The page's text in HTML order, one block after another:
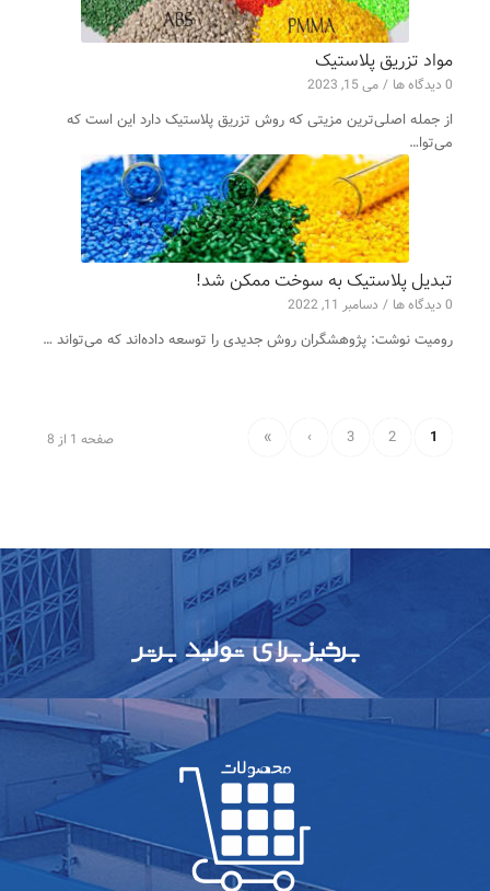
مواد تزریق پلاستیک
0 دیدگاه ها / می 15, 2023
از جمله اصلی‌ترین مزیتی که روش تزریق پلاستیک دارد این است که
می‌توا…
تبدیل پلاستیک به سوخت ممکن شد!
0 دیدگاه ها / دسامبر 11, 2022
رومیت نوشت: پژوهشگران روش جدیدی را توسعه داده‌اند که می‌تواند …
صفحه 1 از 8 1
2
3
›
»